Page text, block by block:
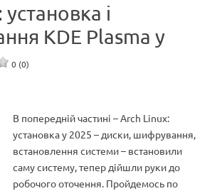
і
KDE Plasma у
0 (0)
В попередній частині – Arch Linux:
установка у 2025 – диски, шифрування,
встановлення системи – встановили
саму систему, тепер дійшли руки до
робочого оточення. Пройдемось по